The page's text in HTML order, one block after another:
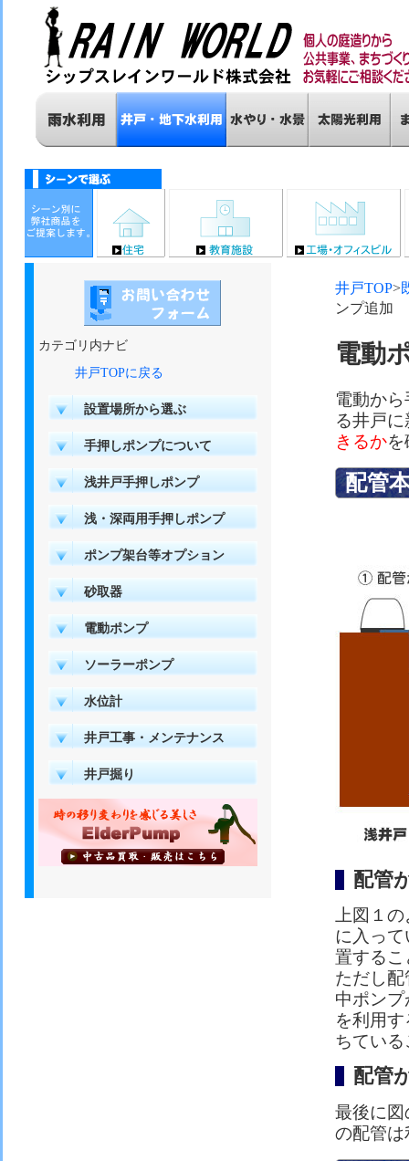
カテゴリ内ナビ
井戸TOPに戻る
設置場所から選ぶ
手押しポンプについて
浅井戸手押しポンプ
浅・深両用手押しポンプ
ポンプ架台等オプション
砂取器
電動ポンプ
ソーラーポンプ
水位計
井戸工事・メンテナンス
井戸掘り
井戸TOP>
ンプ追加
電動
電動か
る井戸
きるか
配管
配管
上図１
に入っ
置する
ただし
中ポン
を利用
ちてい
配管
最後に
の配管